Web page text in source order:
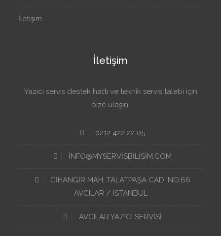
İletişim
İletişim
Yazıcı servis destek hattı ve teknik servis talebi için
bize ulaşın.
0212 422 22 05
INFO@MYSERVISBILISIM.COM
CIHANGIR MAH. TALATPAŞA CAD. NO:66
AVCILAR / İSTANBUL
AVCILAR YAZICI SERVISI